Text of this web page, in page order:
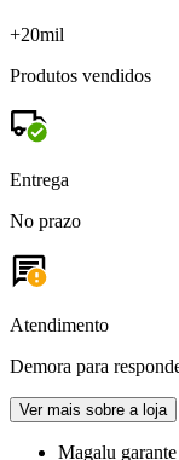
+20mil
Produtos vendidos
Entrega
No prazo
Atendimento
Demora para
Ver mais sobre a loja
Magalu garante